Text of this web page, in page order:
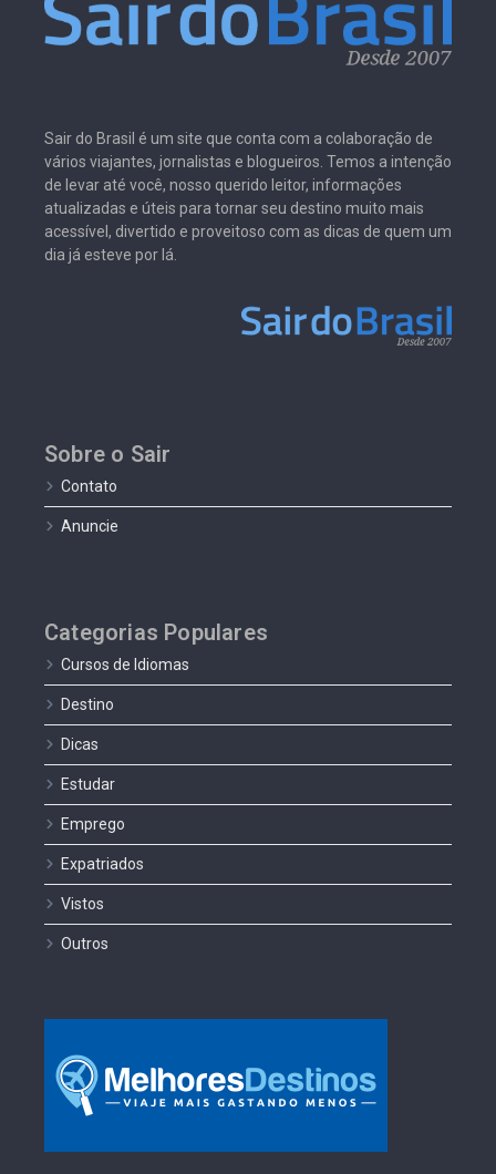
Sair do Brasil é um site que conta com a colaboração de
vários viajantes, jornalistas e blogueiros. Temos a intenção
de levar até você, nosso querido leitor, informações
atualizadas e úteis para tornar seu destino muito mais
acessível, divertido e proveitoso com as dicas de quem um
dia já esteve por lá.
Sobre o Sair
Contato
Anuncie
Categorias Populares
Cursos de Idiomas
Destino
Dicas
Estudar
Emprego
Expatriados
Vistos
Outros